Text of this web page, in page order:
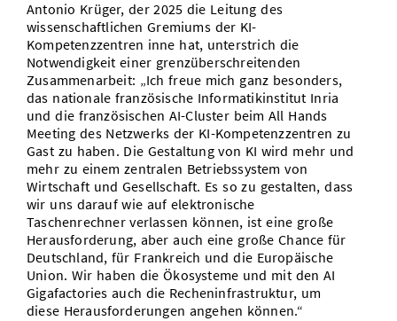
Antonio Krüger, der 2025 die Leitung des
wissenschaftlichen Gremiums der KI-
Kompetenzzentren inne hat, unterstrich die
Notwendigkeit einer grenzüberschreitenden
Zusammenarbeit: „Ich freue mich ganz besonders,
das nationale französische Informatikinstitut Inria
und die französischen AI-Cluster beim All Hands
Meeting des Netzwerks der KI-Kompetenzzentren zu
Gast zu haben. Die Gestaltung von KI wird mehr und
mehr zu einem zentralen Betriebssystem von
Wirtschaft und Gesellschaft. Es so zu gestalten, dass
wir uns darauf wie auf elektronische
Taschenrechner verlassen können, ist eine große
Herausforderung, aber auch eine große Chance für
Deutschland, für Frankreich und die Europäische
Union. Wir haben die Ökosysteme und mit den AI
Gigafactories auch die Recheninfrastruktur, um
diese Herausforderungen angehen können.“